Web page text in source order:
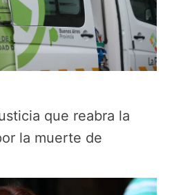
que reabra la
la muerte de